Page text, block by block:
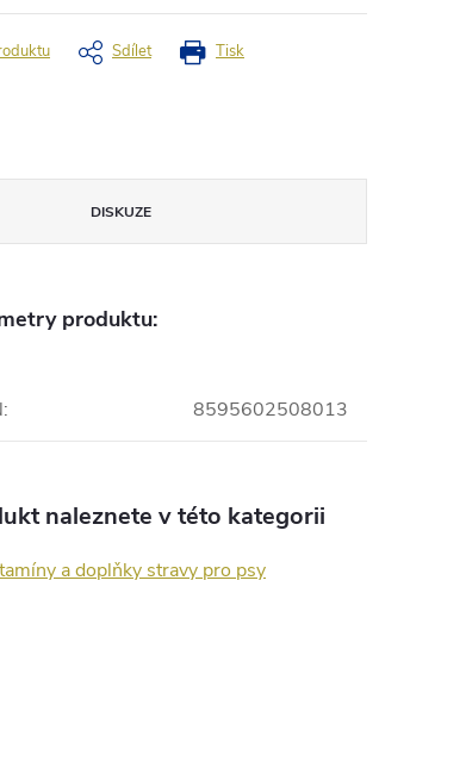
Tisk
Sdílet
DISKUZE
produktu:
: 8595602508013
naleznete v této kategorii
a doplňky stravy pro psy